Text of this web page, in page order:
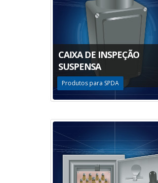
CAIXA DE INSPEÇÃO
SUSPENSA
Produtos para SPDA